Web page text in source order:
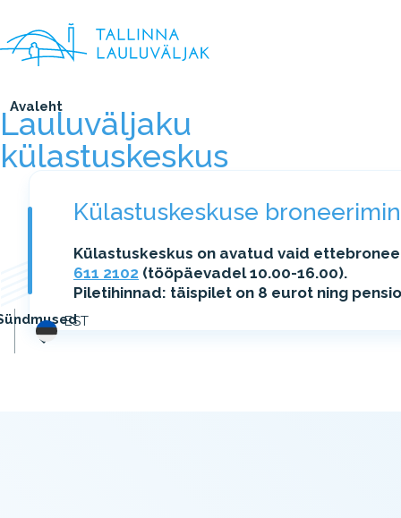
Avaleht
EST
Lauluväljaku
külastuskeskus
Külastuskeskuse
Külastuskeskus on avatud vaid
611 2102 (tööpäevadel 10.00-16.00).
Piletihinnad: täispilet on 8 eurot ning